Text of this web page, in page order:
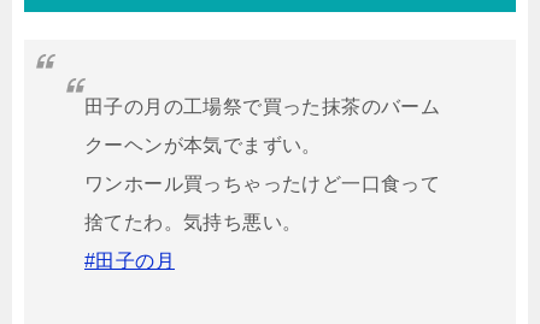
田子の月の工場祭で買った抹茶のバーム
クーヘンが本気でまずい。
ワンホール買っちゃったけど一口食って
捨てたわ。気持ち悪い。
#田子の月